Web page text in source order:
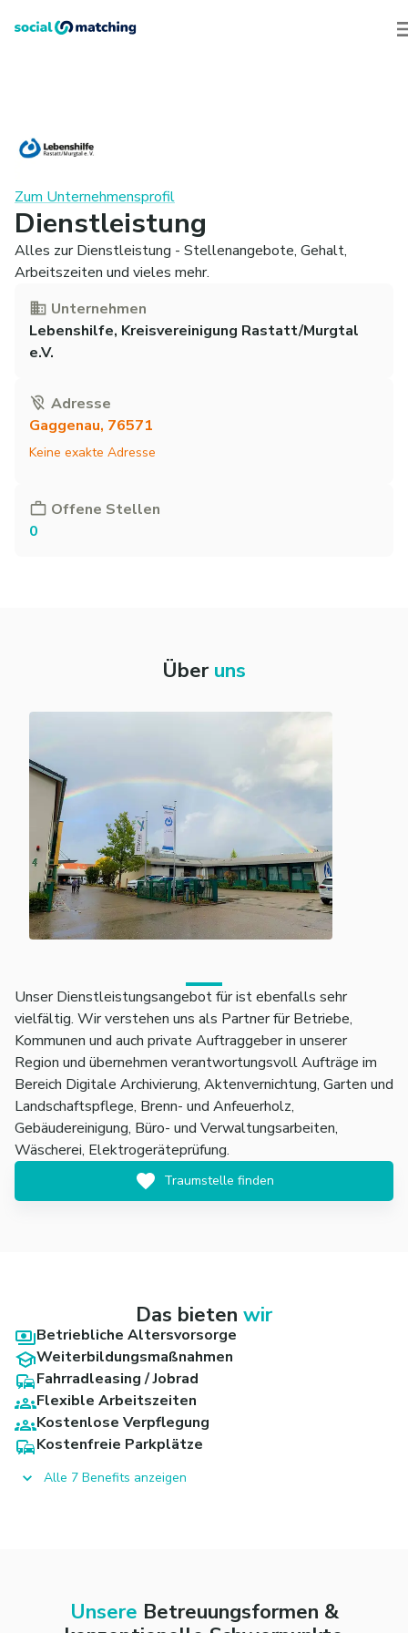
Zum Unternehmensprofil
Dienstleistung
Alles zur Dienstleistung - Stellenangebote, Gehalt,
Arbeitszeiten und vieles mehr.
Unternehmen
Lebenshilfe, Kreisvereinigung Rastatt/Murgtal
e.V.
Adresse
Gaggenau, 76571
Keine exakte Adresse
Offene Stellen
0
Über uns
Unser Dienstleistungsangebot für ist ebenfalls sehr
vielfältig. Wir verstehen uns als Partner für Betriebe,
Kommunen und auch private Auftraggeber in unserer
Region und übernehmen verantwortungsvoll Aufträge im
Bereich Digitale Archivierung, Aktenvernichtung, Garten und
Landschaftspflege, Brenn- und Anfeuerholz,
Gebäudereinigung, Büro- und Verwaltungsarbeiten,
Wäscherei, Elektrogeräteprüfung.
Traumstelle finden
Das bieten wir
Betriebliche Altersvorsorge
Weiterbildungsmaßnahmen
Fahrradleasing / Jobrad
Flexible Arbeitszeiten
Kostenlose Verpflegung
Kostenfreie Parkplätze
Alle 7 Benefits anzeigen
Unsere Betreuungsformen &